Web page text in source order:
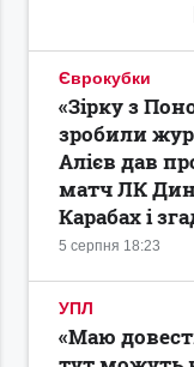
Єврокубки
5 серпня 18:23
«Зірку з
зробили
Алієв дав
матч ЛК
Карабах і
УПЛ
«Маю